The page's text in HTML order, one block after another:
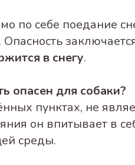
по себе поедание
в снегу.
опасен для собаки?
пунктах, не
он впитывает в
среды.